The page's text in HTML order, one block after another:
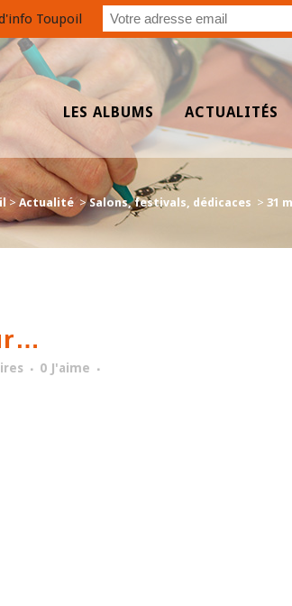
LES ALBUMS ACTUALITÉS
> Actualité >Salons, festivals, dédicaces > 31
0 J'aime
Toupoil